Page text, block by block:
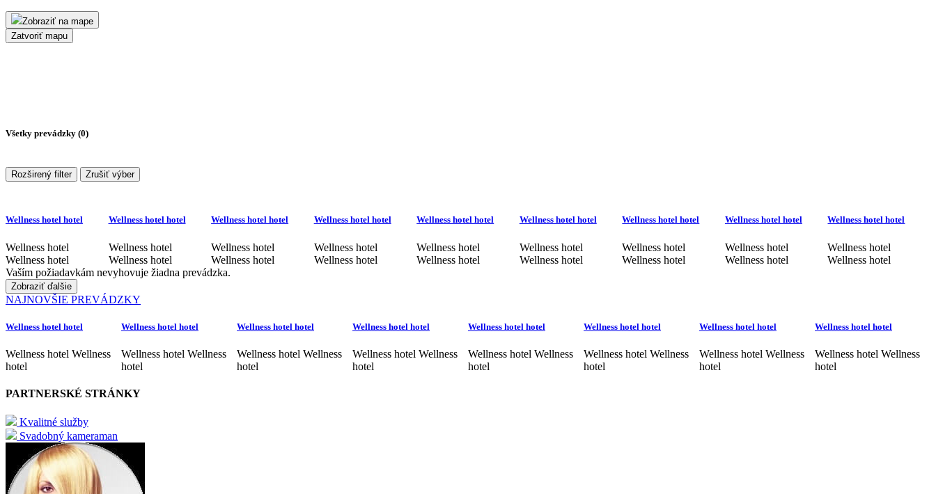
Zobraziť na mape
Zatvoriť mapu
Všetky prevádzky (0)
Rozširený filter Zrušiť výber
Wellness hotel hotel
Wellness hotel
Wellness hotel
Wellness hotel hotel
Wellness hotel
Wellness hotel
Wellness hotel hotel
Wellness hotel
Wellness hotel
Wellness hotel hotel
Wellness hotel
Wellness hotel
Wellness hotel hotel
Wellness hotel
Wellness hotel
Wellness hotel hotel
Wellness hotel
Wellness hotel
Wellness hotel hotel
Wellness hotel
Wellness hotel
Wellness hotel hotel
Wellness hotel
Wellness hotel
Wellness hotel hotel
Wellness hotel
Wellness hotel
Vaším požiadavkám nevyhovuje žiadna prevádzka.
Zobraziť ďalšie
NAJNOVŠIE PREVÁDZKY
Wellness hotel hotel
Wellness hotel Wellness
hotel
Wellness hotel hotel
Wellness hotel Wellness
hotel
Wellness hotel hotel
Wellness hotel Wellness
hotel
Wellness hotel hotel
Wellness hotel Wellness
hotel
Wellness hotel hotel
Wellness hotel Wellness
hotel
Wellness hotel hotel
Wellness hotel Wellness
hotel
Wellness hotel hotel
Wellness hotel Wellness
hotel
Wellness hotel hotel
Wellness hotel Wellness
hotel
PARTNERSKÉ STRÁNKY
Kvalitné služby
Svadobný kameraman